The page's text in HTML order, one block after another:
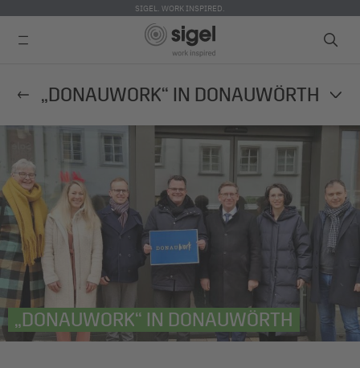
zum
SIGEL. WORK INSPIRED.
„DONAUWORK“ IN DONAUWÖRTH
„DONAUWORK“ IN DONAUWÖRTH